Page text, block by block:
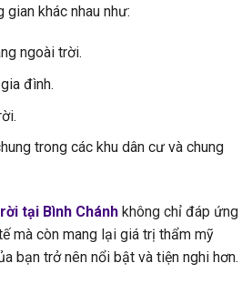
gian khác nhau như:
ngoài trời.
đình.
trong các khu dân cư và chung
tại Bình Chánh không chỉ đáp ứng
mà còn mang lại giá trị thẩm mỹ
bạn trở nên nổi bật và tiện nghi hơn.